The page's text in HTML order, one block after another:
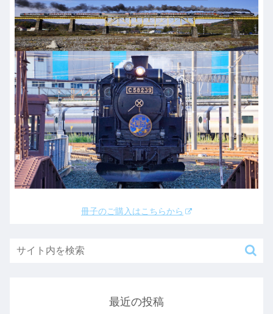
冊子のご購入はこちらから
最近の投稿